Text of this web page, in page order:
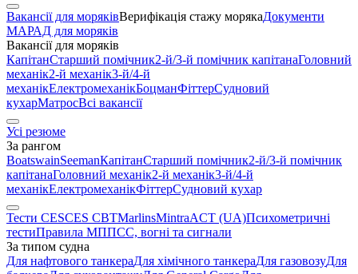
Вакансії для моряківВерифікація стажу морякаДокументи
МАРАД для моряків
Вакансії для моряків
КапітанСтарший помічник2-й/3-й помічник капітанаГоловний
механік2-й механік3-й/4-й
механікЕлектромеханікБоцманФіттерСудновий
кухарМатросВсі вакансії
Усі резюме
За рангом
BoatswainSeemanКапітанСтарший помічник2-й/3-й помічник
капітанаГоловний механік2-й механік3-й/4-й
механікЕлектромеханікФіттерСудновий кухар
Тести CESCES CBTMarlinsMintraACT (UA)Психометричні
тестиПравила МППСС, вогні та сигнали
За типом судна
Для нафтового танкераДля хімічного танкераДля газовозуДля